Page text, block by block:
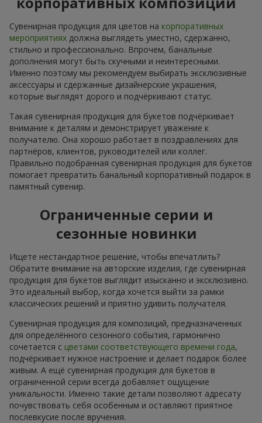
Сувенирная продукция для цветов на корпоративных
мероприятиях должна выглядеть уместно, сдержанно,
стильно и профессионально. Впрочем, банальные
дополнения могут быть скучными и неинтересными.
Именно поэтому мы рекомендуем выбирать эксклюзивные
аксессуары и сдержанные дизайнерские украшения,
которые выглядят дорого и подчёркивают статус.
Такая сувенирная продукция для букетов подчёркивает
внимание к деталям и демонстрирует уважение к
получателю. Она хорошо работает в поздравлениях для
партнёров, клиентов, руководителей или коллег.
Правильно подобранная сувенирная продукция для букетов
помогает превратить банальный корпоративный подарок в
памятный сувенир.
Ограниченные серии и
сезонные новинки
Ищете нестандартное решение, чтобы впечатлить?
Обратите внимание на авторские изделия, где сувенирная
продукция для букетов выглядит изысканно и эксклюзивно.
Это идеальный выбор, когда хочется выйти за рамки
классических решений и приятно удивить получателя.
Сувенирная продукция для композиций, предназначенных
для определённого сезонного события, гармонично
сочетается с цветами соответствующего времени года,
подчёркивает нужное настроение и делает подарок более
живым. А ещё сувенирная продукция для букетов в
ограниченной серии всегда добавляет ощущение
уникальности. Именно такие детали позволяют адресату
почувствовать себя особенным и оставляют приятное
послевкусие после вручения.